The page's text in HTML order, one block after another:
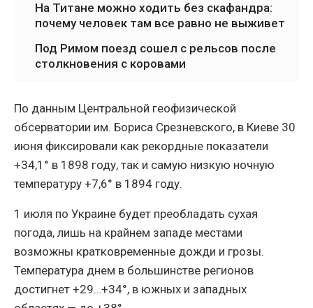
На Титане можно ходить без скафандра:
почему человек там все равно не выживет
Под Римом поезд сошел с рельсов после
столкновения с коровами
По данным Центральной геофизической
обсерватории им. Бориса Срезневского, в Киеве 30
июня фиксировали как рекордные показатели
+34,1° в 1898 году, так и самую низкую ночную
температуру +7,6° в 1894 году.
1 июля по Украине будет преобладать сухая
погода, лишь на крайнем западе местами
возможны кратковременные дожди и грозы.
Температура днем в большинстве регионов
достигнет +29…+34°, в южных и западных